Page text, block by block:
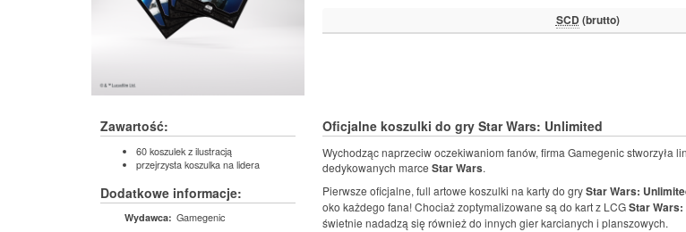
SCD (brutto)
Zawartość:
60 koszulek z ilustracją
przejrzysta koszulka na lidera
Dodatkowe informacje:
Wydawca: Gamegenic
Oficjalne koszulki do gry Star Wars: Unlimited
Wychodząc naprzeciw oczekiwaniom fanów, firma Gamegenic stworzyła
dedykowanych marce Star Wars.
Pierwsze oficjalne, full artowe koszulki na karty do gryStar Wars:
oko każdego fana! Chociaż zoptymalizowane są do kart z LCGStar
świetnie nadadzą się również do innych gier karcianych i planszowych.